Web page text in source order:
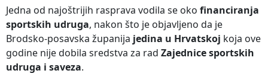
Jedna od najoštrijih rasprava vodila se oko financiranja
sportskih udruga, nakon što je objavljeno da je
Brodsko-posavska županija jedina u Hrvatskoj koja ove
godine nije dobila sredstva za rad Zajednice sportskih
udruga i saveza.